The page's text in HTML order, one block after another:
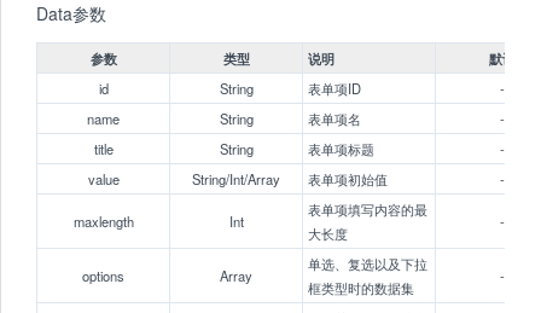
Data参数
参数 类型 说明
默认
id
String 表单项ID
-
name
String 表单项名
-
title
String 表单项标题
-
value
String/Int/Array 表单项初始值 -
maxlength Int
表单项填写内容的最
大长度
-
options Array
单选、复选以及下拉
框类型时的数据集
-